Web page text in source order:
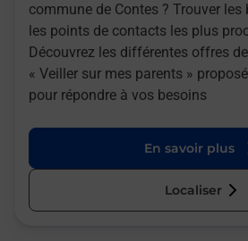
commune de Contes ? Trouver les
les points de contacts les plus
Découvrez les différentes offres
« Veiller sur mes parents »
pour répondre à vos besoins
En savoir plus
Localiser